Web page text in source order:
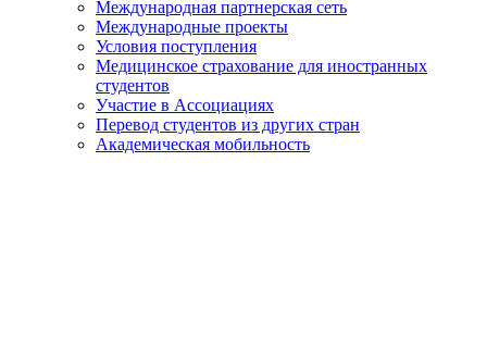
Международная партнерская сеть
Международные проекты
Условия поступления
Медицинское страхование для иностранных
студентов
Участие в Ассоциациях
Перевод студентов из других стран
Академическая мобильность